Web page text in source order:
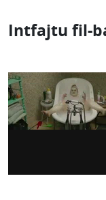
Intfajtu fil-